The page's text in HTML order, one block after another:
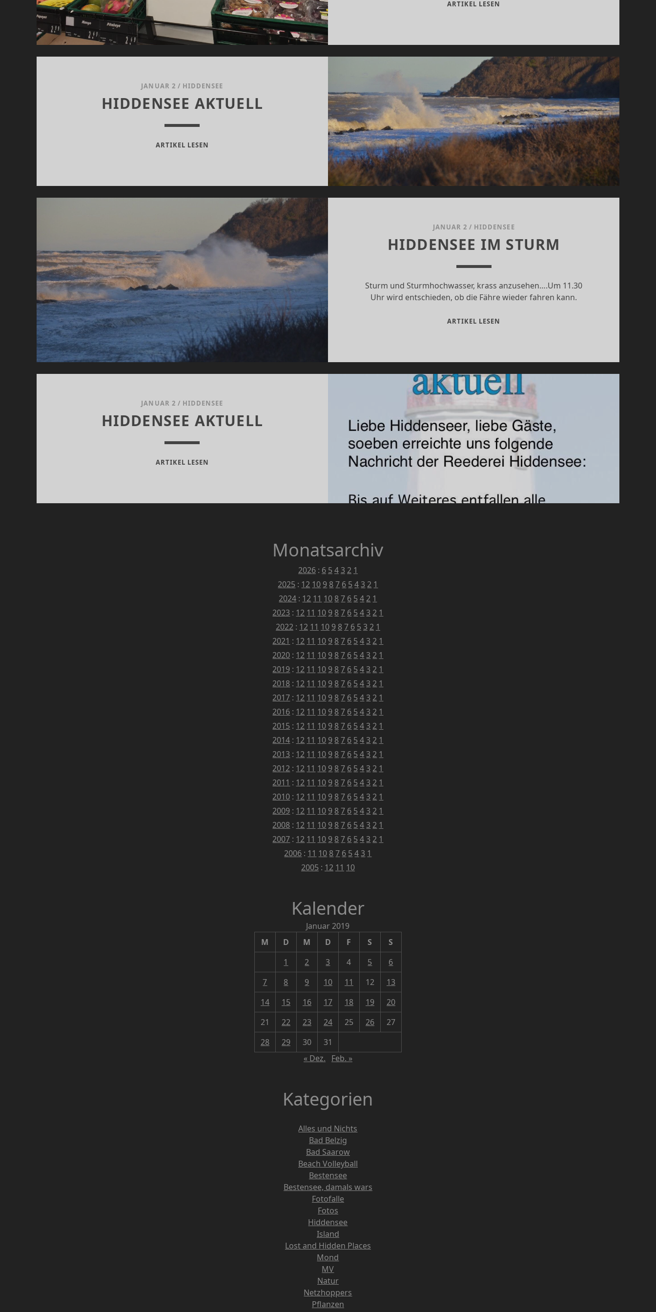
ARTIKEL LESEN
JANUAR 2 / HIDDENSEE
HIDDENSEE AKTUELL
ARTIKEL LESEN
JANUAR 2 / HIDDENSEE
HIDDENSEE IM STURM
Sturm und Sturmhochwasser, krass anzusehen….Um 11.30
Uhr wird entschieden, ob die Fähre wieder fahren kann.
ARTIKEL LESEN
JANUAR 2 / HIDDENSEE
HIDDENSEE AKTUELL
ARTIKEL LESEN
Monatsarchiv
2026: 6 5 43 2 1
2025 : 12 10 9 8 7 6 5 4 3 2 1
2024 : 12 11 10 8 7 6 5 4 2 1
2023 : 12 11 10 9 8 7 6 5 4 3 2 1
2022: 12 11 10 9 87 6 5 3 2 1
2021 : 12 11 10 9 8 7 6 5 4 3 2 1
2020 : 12 11 10 9 8 7 6 5 4 3 2 1
2019 : 12 11 10 9 8 7 6 5 4 3 2 1
2018 : 12 11 10 9 8 7 6 5 4 3 2 1
2017 : 12 11 10 9 8 7 6 5 4 3 2 1
2016 : 12 11 10 9 8 7 6 5 4 3 2 1
2015 : 12 11 10 9 8 7 6 5 4 3 2 1
2014 : 12 11 10 9 8 7 6 5 4 3 2 1
2013 : 12 11 10 9 8 7 6 5 4 3 2 1
2012 : 12 11 10 9 8 7 6 5 4 3 2 1
2011 : 12 11 10 9 8 7 6 5 4 3 2 1
2010 : 12 11 10 9 8 7 6 5 4 3 2 1
2009 : 12 11 10 9 8 7 6 5 4 3 2 1
2008 : 12 11 10 9 8 7 6 5 4 3 2 1
2007 : 12 11 10 9 8 7 6 5 4 3 2 1
2006 : 11 10 8 7 6 5 4 3 1
2005 : 12 11 10
Kalender
Januar 2019
M
D M D F S
S
1
2 3 4 5
6
7
8 9 10 11 12
13
14
15 16 17 18 19
20
21
22 23 24 25 26
27
28
29 30
31
« Dez.
Feb. »
Kategorien
Alles und Nichts
Bad Belzig
Bad Saarow
Beach Volleyball
Bestensee
Bestensee, damals wars
Fotofalle
Fotos
Hiddensee
Island
Lost and Hidden Places
Mond
MV
Natur
Netzhoppers
Pflanzen